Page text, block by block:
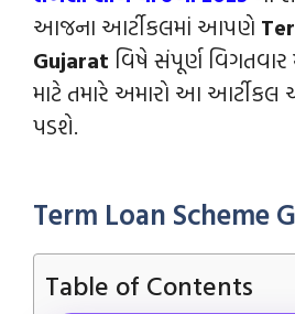
આજના આર્ટીકલમાં આપણે
Gujarat વિષે સંપૂર્ણ
માટે તમારે અમારો આ આર્ટીકલ
પડશે.
Term Loan Scheme
Table of Contents